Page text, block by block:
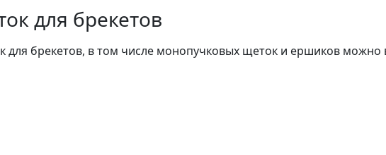
для брекетов
для брекетов, в том числе монопучковых щеток и ершиков можно